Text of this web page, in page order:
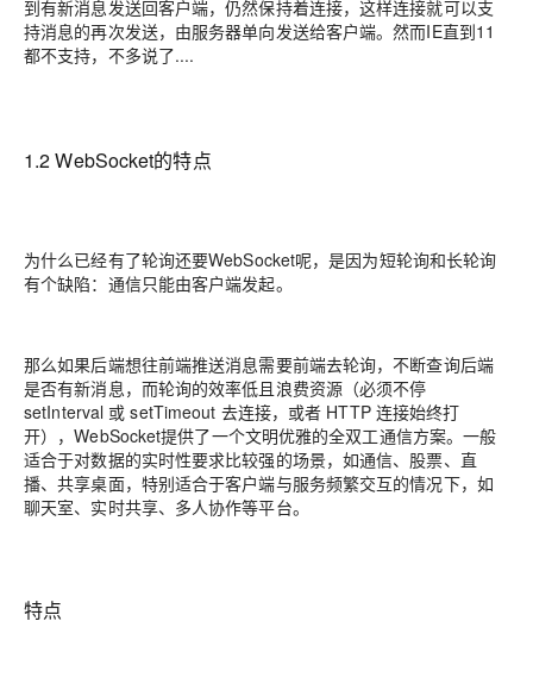
到有新消息发送回客户端，仍然保持着连接，这样连接就可以支
持消息的再次发送，由服务器单向发送给客户端。然而IE直到11
都不支持，不多说了....
1.2 WebSocket的特点
为什么已经有了轮询还要WebSocket呢，是因为短轮询和长轮询
有个缺陷：通信只能由客户端发起。
那么如果后端想往前端推送消息需要前端去轮询，不断查询后端
是否有新消息，而轮询的效率低且浪费资源（必须不停
setInterval 或 setTimeout 去连接，或者 HTTP 连接始终打
开），WebSocket提供了一个文明优雅的全双工通信方案。一般
适合于对数据的实时性要求比较强的场景，如通信、股票、直
播、共享桌面，特别适合于客户端与服务频繁交互的情况下，如
聊天室、实时共享、多人协作等平台。
特点